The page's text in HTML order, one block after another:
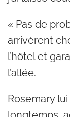
« Pas de
arrivèrent
l’hôtel et
l’allée.
Rosemary lui